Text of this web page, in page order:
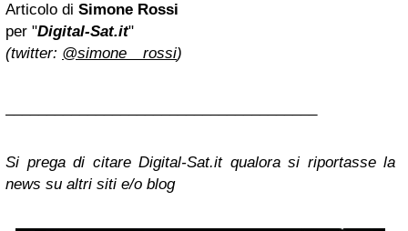
Articolo di Simone Rossi
per "Digital-Sat.it"
(twitter: @simone__rossi)
Si prega di citare Digital-Sat.it qualora si riportasse la
news su altri siti e/o blog